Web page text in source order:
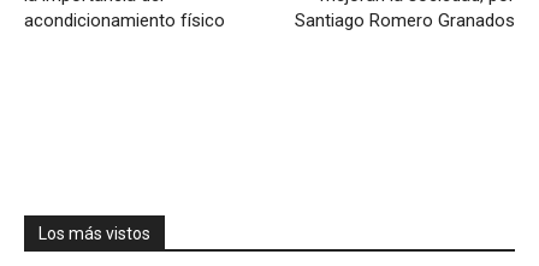
acondicionamiento físico
Santiago Romero Granados
Los más vistos